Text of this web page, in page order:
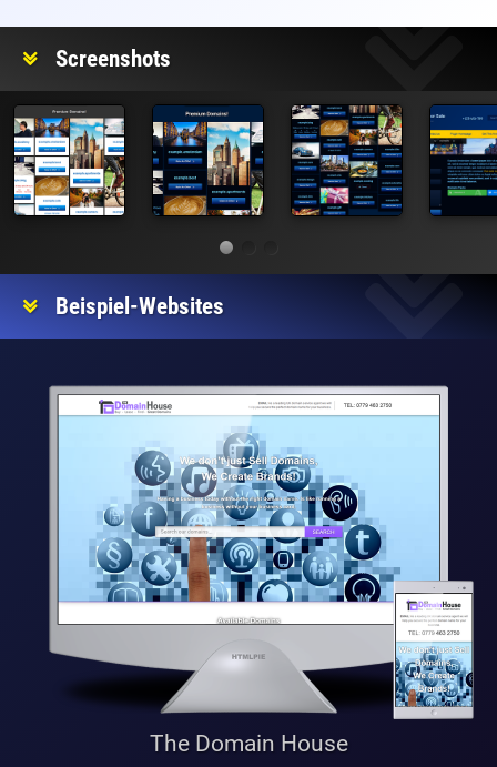
Screenshots
Beispiel-Websites
The Domain House